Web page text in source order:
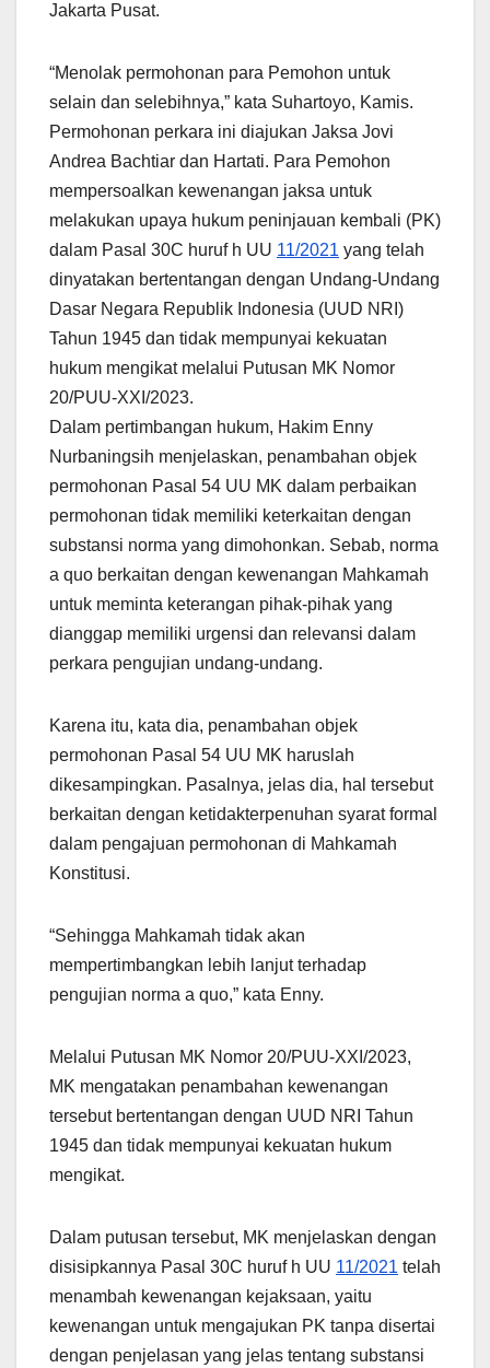
Jakarta Pusat.
“Menolak permohonan para Pemohon untuk
selain dan selebihnya,” kata Suhartoyo, Kamis.
Permohonan perkara ini diajukan Jaksa Jovi
Andrea Bachtiar dan Hartati. Para Pemohon
mempersoalkan kewenangan jaksa untuk
melakukan upaya hukum peninjauan kembali (PK)
dalam Pasal 30C huruf h UU 11/2021 yang telah
dinyatakan bertentangan dengan Undang-Undang
Dasar Negara Republik Indonesia (UUD NRI)
Tahun 1945 dan tidak mempunyai kekuatan
hukum mengikat melalui Putusan MK Nomor
20/PUU-XXI/2023.
Dalam pertimbangan hukum, Hakim Enny
Nurbaningsih menjelaskan, penambahan objek
permohonan Pasal 54 UU MK dalam perbaikan
permohonan tidak memiliki keterkaitan dengan
substansi norma yang dimohonkan. Sebab, norma
a quo berkaitan dengan kewenangan Mahkamah
untuk meminta keterangan pihak-pihak yang
dianggap memiliki urgensi dan relevansi dalam
perkara pengujian undang-undang.
Karena itu, kata dia, penambahan objek
permohonan Pasal 54 UU MK haruslah
dikesampingkan. Pasalnya, jelas dia, hal tersebut
berkaitan dengan ketidakterpenuhan syarat formal
dalam pengajuan permohonan di Mahkamah
Konstitusi.
“Sehingga Mahkamah tidak akan
mempertimbangkan lebih lanjut terhadap
pengujian norma a quo,” kata Enny.
Melalui Putusan MK Nomor 20/PUU-XXI/2023,
MK mengatakan penambahan kewenangan
tersebut bertentangan dengan UUD NRI Tahun
1945 dan tidak mempunyai kekuatan hukum
mengikat.
Dalam putusan tersebut, MK menjelaskan dengan
disisipkannya Pasal 30C huruf h UU 11/2021 telah
menambah kewenangan kejaksaan, yaitu
kewenangan untuk mengajukan PK tanpa disertai
dengan penjelasan yang jelas tentang substansi